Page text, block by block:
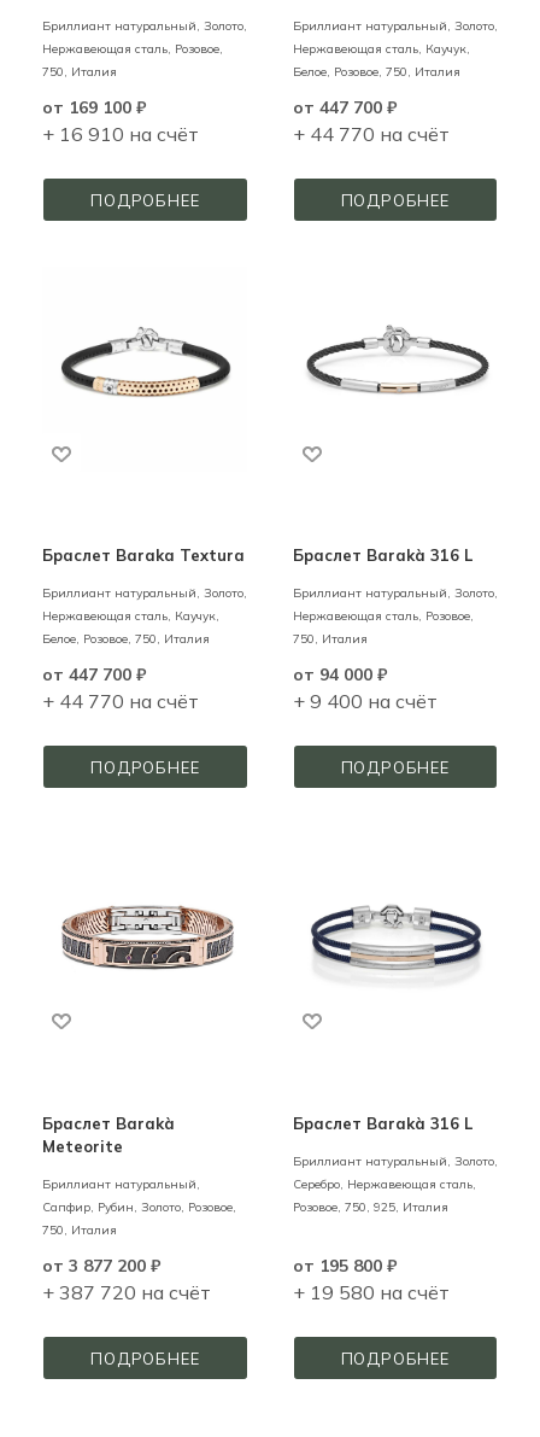
Бриллиант натуральный, Золото,
Нержавеющая сталь, Розовое,
750, Италия
от 169 100 ₽
+ 16 910 на счёт
ПОДРОБНЕЕ
Бриллиант натуральный, Золото,
Нержавеющая сталь, Каучук,
Белое, Розовое, 750, Италия
от 447 700 ₽
+ 44 770 на счёт
ПОДРОБНЕЕ
Браслет Baraka Textura
Бриллиант натуральный, Золото,
Нержавеющая сталь, Каучук,
Белое, Розовое, 750, Италия
от 447 700 ₽
+ 44 770 на счёт
ПОДРОБНЕЕ
Браслет Barakà 316 L
Бриллиант натуральный, Золото,
Нержавеющая сталь, Розовое,
750, Италия
от 94 000 ₽
+ 9 400 на счёт
ПОДРОБНЕЕ
Браслет Barakà
Meteorite
Бриллиант натуральный,
Сапфир, Рубин, Золото, Розовое,
750, Италия
от 3 877 200 ₽
+ 387 720 на счёт
ПОДРОБНЕЕ
Браслет Barakà 316 L
Бриллиант натуральный, Золото,
Серебро, Нержавеющая сталь,
Розовое, 750, 925, Италия
от 195 800 ₽
+ 19 580 на счёт
ПОДРОБНЕЕ